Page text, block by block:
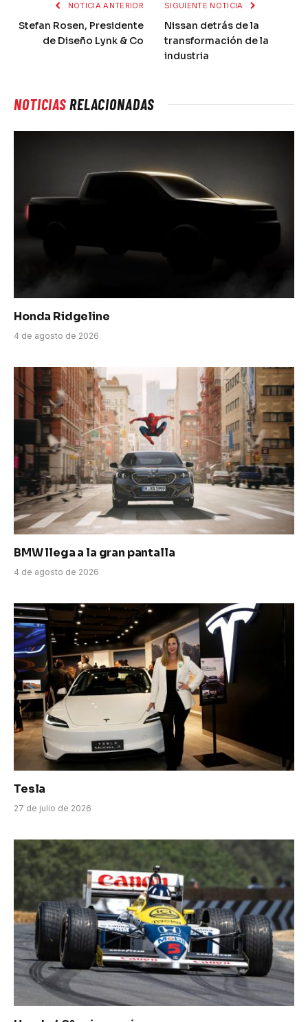
NOTICIA ANTERIOR
Stefan Rosen, Presidente
de Diseño Lynk & Co
SIGUIENTE NOTICIA
Nissan detrás de la
transformación de la
industria
NOTICIASRELACIONADAS
Honda Ridgeline
4 de agosto de 2026
BMW llega a la gran pantalla
4 de agosto de 2026
Tesla
27 de julio de 2026